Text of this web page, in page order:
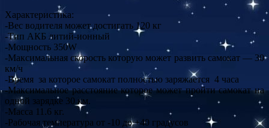
Характеристика:
-Вес водителя может достигать 120 кг
-Тип АКБ литий-ионный
-Мощность 350W
-Максимальная скорость которую может развить самокат — 30
км/ч
-Время за которое самокат полностью заряжается 4 часа
-Максимальное расстояние которое может пройти самокат на
одной зарядке 30 км.
-Масса 11.6 кг.
-Рабочая температура от -10 до +40 градусов